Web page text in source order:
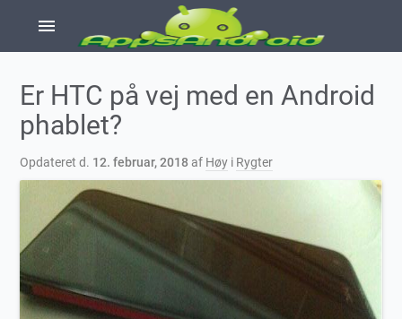
menu
Er HTC på vej med en Android
phablet?
Opdateret d. 12. februar, 2018 af Høy i Rygter